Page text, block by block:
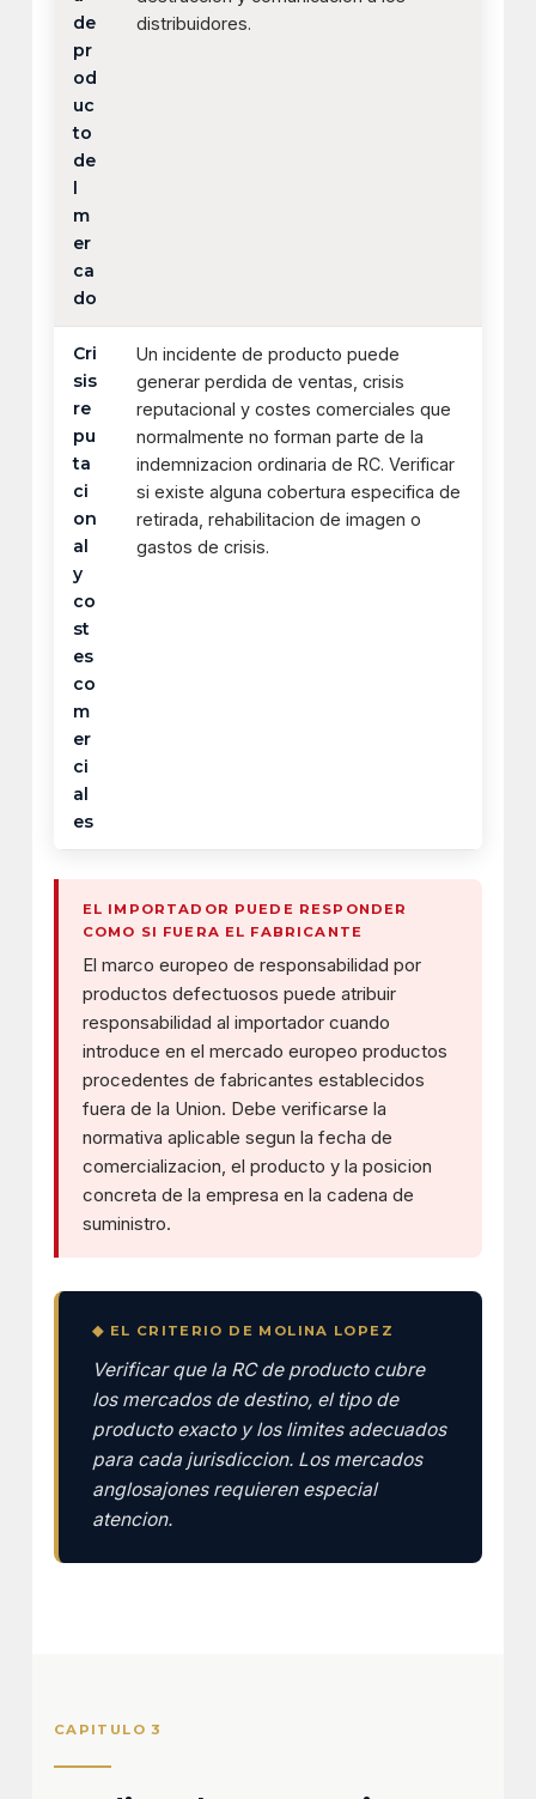
de
pr
od
uc
to
de
l
m
er
ca
do
distribuidores.
Cri
sis
re
pu
ta
ci
on
al
y
co
st
es
co
m
er
ci
al
es
Un incidente de producto puede
generar perdida de ventas, crisis
reputacional y costes comerciales que
normalmente no forman parte de la
indemnizacion ordinaria de RC. Verificar
si existe alguna cobertura especifica de
retirada, rehabilitacion de imagen o
gastos de crisis.
EL IMPORTADOR PUEDE RESPONDER
COMO SI FUERA EL FABRICANTE
El marco europeo de responsabilidad por
productos defectuosos puede atribuir
responsabilidad al importador cuando
introduce en el mercado europeo productos
procedentes de fabricantes establecidos
fuera de la Union. Debe verificarse la
normativa aplicable segun la fecha de
comercializacion, el producto y la posicion
concreta de la empresa en la cadena de
suministro.
◆ EL CRITERIO DE MOLINA LOPEZ
Verificar que la RC de producto cubre
los mercados de destino, el tipo de
producto exacto y los limites adecuados
para cada jurisdiccion. Los mercados
anglosajones requieren especial
atencion.
CAPITULO 3